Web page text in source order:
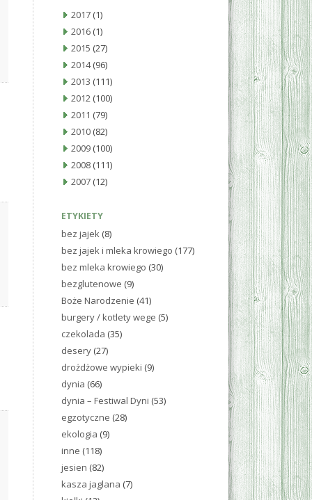
2017 (1)
2016 (1)
2015 (27)
2014(96)
2013 (111)
2012 (100)
2011 (79)
2010 (82)
2009 (100)
2008 (111)
2007 (12)
ETYKIETY
bez jajek (8)
bez jajek i mleka krowiego (177)
bez mleka krowiego (30)
bezglutenowe (9)
Boże Narodzenie (41)
burgery / kotlety wege (5)
czekolada (35)
desery (27)
drożdżowe wypieki (9)
dynia (66)
dynia – Festiwal Dyni (53)
egzotyczne (28)
ekologia (9)
inne (118)
jesien (82)
kasza jaglana (7)